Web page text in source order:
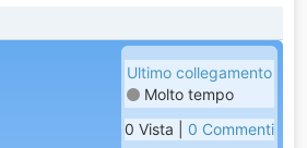
Ultimo collegamento
Molto tempo
0 Vista | 0 Commenti